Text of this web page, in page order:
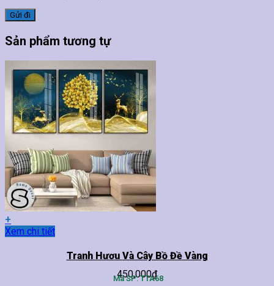
Sản phẩm tương tự
+
Sản
Xem chi tiết
Tranh Hươu Và Cây Bồ Đề Vàng
450,000₫
Mã SP: TTA68